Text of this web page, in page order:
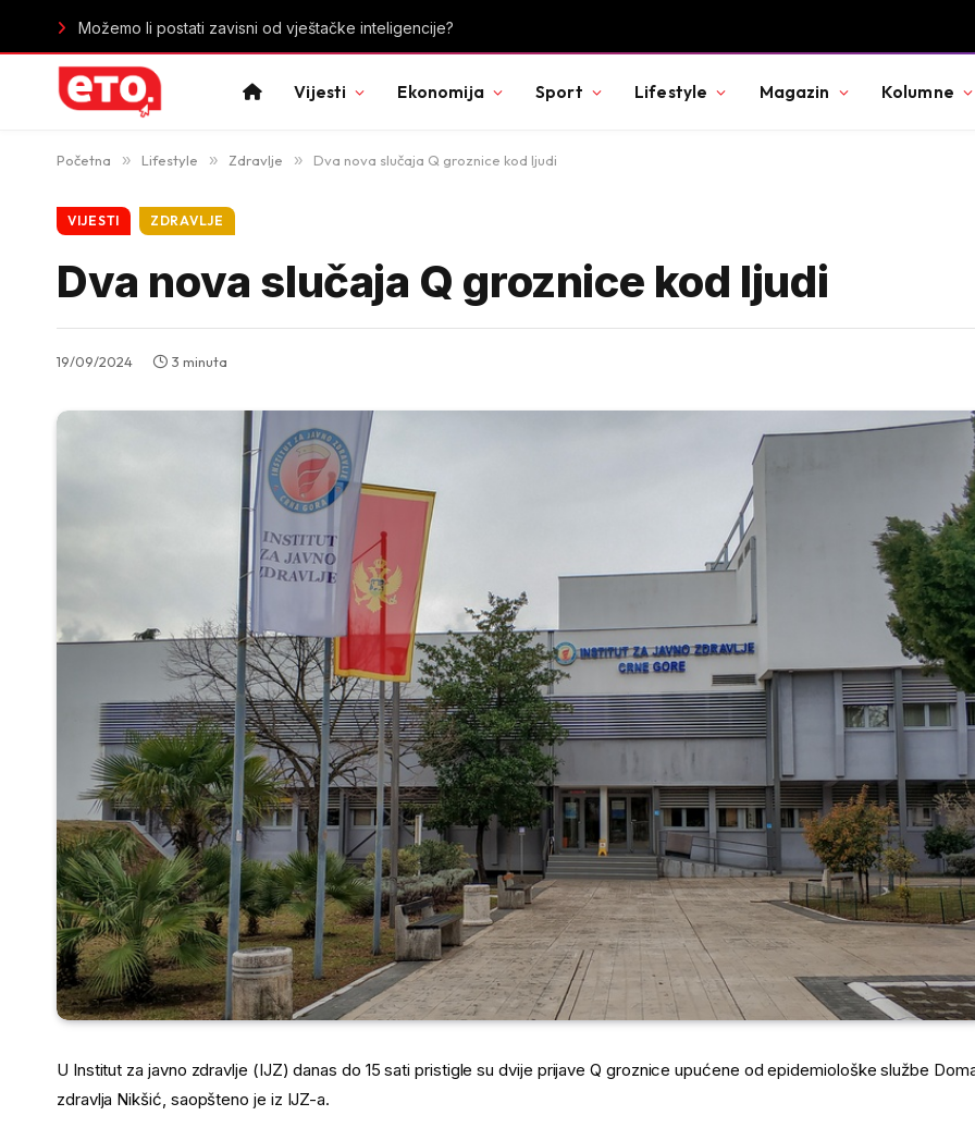
Recept: Taljatele sa piletinom i pečurkama
Vijesti Ekonomija Sport Lifestyle Magazin Kolumne
Početna » Lifestyle » Zdravlje » Dva nova slučaja Q groznice kod ljudi
VIJESTI ZDRAVLJE
Dva nova slučaja Q groznice kod ljudi
19/09/2024 3 minuta
U Institut za javno zdravlje (IJZ) danas do 15 sati pristigle su dvije prijave Q groznice upućene od epidemiološke službe
zdravlja Nikšić, saopšteno je iz IJZ-a.